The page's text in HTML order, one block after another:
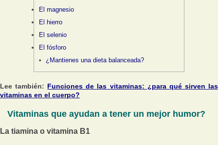
El magnesio
El hierro
El selenio
El fósforo
¿Mantienes una dieta balanceada?
Lee también: Funciones de las vitaminas: ¿para qué sirven las
vitaminas en el cuerpo?
Vitaminas que ayudan a tener un mejor humor?
La tiamina o vitamina B1